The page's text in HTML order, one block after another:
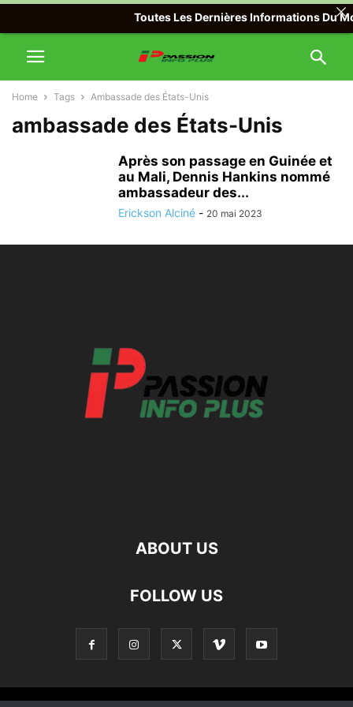
Home Tags Ambassade des États-Unis
ambassade des États-Unis
Après son passage en Guinée et
au Mali, Dennis Hankins nommé
ambassadeur des...
Erickson Alciné - 20 mai 2023
ABOUT US
FOLLOW US
Toutes Les Dernières Informations Du